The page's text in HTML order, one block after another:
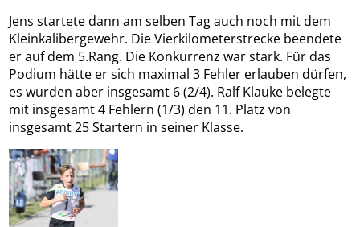
Jens startete dann am selben Tag auch noch mit dem
Kleinkalibergewehr. Die Vierkilometerstrecke beendete
er auf dem 5.Rang. Die Konkurrenz war stark. Für das
Podium hätte er sich maximal 3 Fehler erlauben dürfen,
es wurden aber insgesamt 6 (2/4). Ralf Klauke belegte
mit insgesamt 4 Fehlern (1/3) den 11. Platz von
insgesamt 25 Startern in seiner Klasse.